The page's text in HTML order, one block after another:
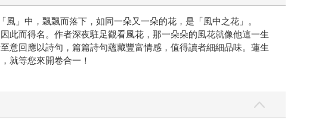
」中，飄飄而落下，如同一朵又一朵的花，是「風中之花」。
此而得名。作者深夜駐足觀看風花，那一朵朵的風花就像他這一生
意回應以詩句，篇篇詩句蘊藏豐富情感，值得讀者細細品味。蓮生
就等您來開卷合一！